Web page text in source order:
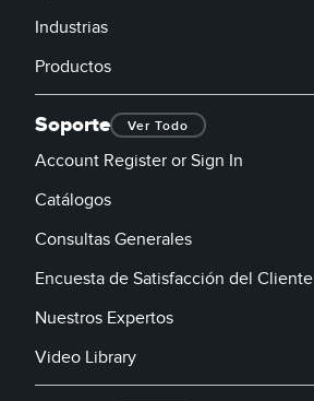
Industrias
Productos
Soporte Ver Todo
Account Register or Sign In
Catálogos
Consultas Generales
Encuesta de Satisfacción del Cliente
Nuestros Expertos
Video Library